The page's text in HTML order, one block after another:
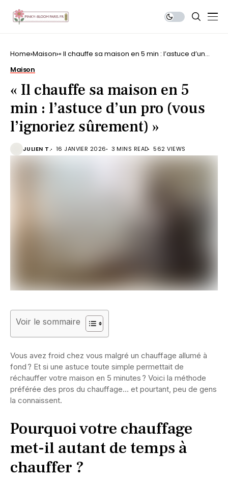
Home Maison « Il chauffe sa maison en 5 min : l’astuce d’un
Maison
« Il chauffe sa maison en 5
min : l’astuce d’un pro (vous
l’ignoriez sûrement) »
JULIEN T. 16 JANVIER 2026 3 MINS READ 562 VIEWS
Voir le sommaire
Vous avez froid chez vous malgré un chauffage allumé à
fond ? Et si une astuce toute simple permettait de
réchauffer votre maison en 5 minutes ? Voici la méthode
préférée des pros du chauffage… et pourtant, peu de gens
la connaissent.
Pourquoi votre chauffage
met-il autant de temps à
chauffer ?